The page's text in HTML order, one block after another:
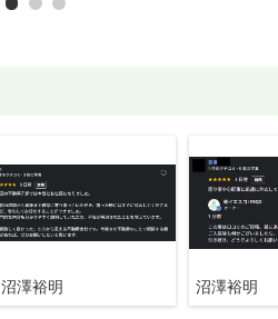
沼澤裕明 沼澤裕明